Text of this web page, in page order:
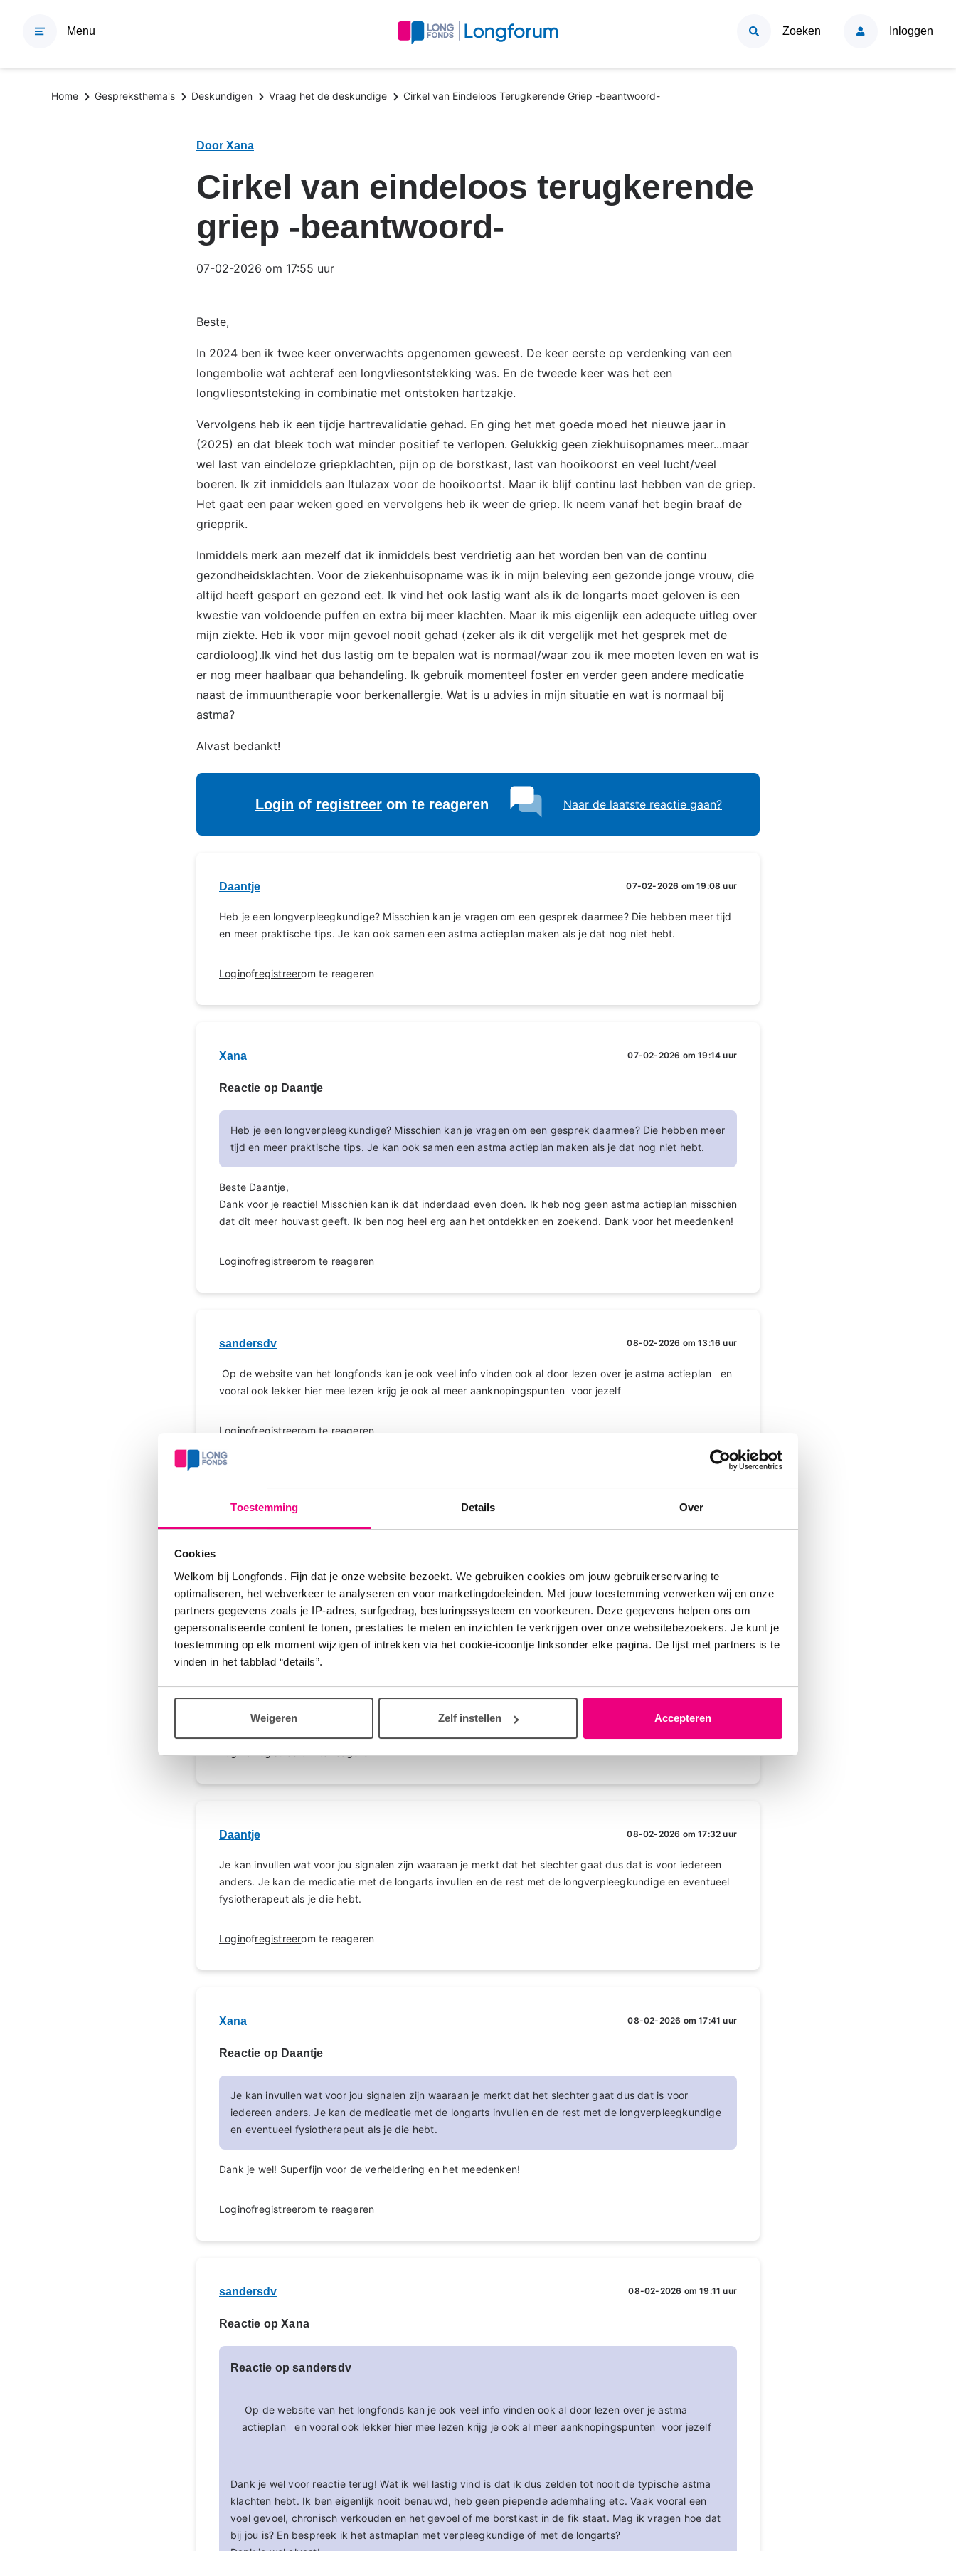
Toestemming Details Over
Cookies
Welkom bij Longfonds. Fijn dat je onze website bezoekt. We gebruiken cookies om jouw gebruikerservaring te
optimaliseren, het webverkeer te analyseren en voor marketingdoeleinden. Met jouw toestemming verwerken wij en onze
partners gegevens zoals je IP-adres, surfgedrag, besturingssysteem en voorkeuren. Deze gegevens helpen ons om
gepersonaliseerde content te tonen, prestaties te meten en inzichten te verkrijgen over onze websitebezoekers. Je kunt je
toestemming op elk moment wijzigen of intrekken via het cookie-icoontje linksonder elke pagina. De lijst met partners is te
vinden in het tabblad “details”.
Weigeren Zelf instellen Accepteren
Menu Zoeken Inloggen
Kruimelpad
Home Gespreksthema's Deskundigen Vraag het de deskundige Cirkel van Eindeloos Terugkerende Griep -beantwoord-
Door Xana
Cirkel van eindeloos terugkerende
griep -beantwoord-
07-02-2026 om 17:55 uur
Beste,
In 2024 ben ik twee keer onverwachts opgenomen geweest. De keer eerste op verdenking van een
longembolie wat achteraf een longvliesontstekking was. En de tweede keer was het een
longvliesontsteking in combinatie met ontstoken hartzakje.
Vervolgens heb ik een tijdje hartrevalidatie gehad. En ging het met goede moed het nieuwe jaar in
(2025) en dat bleek toch wat minder positief te verlopen. Gelukkig geen ziekhuisopnames meer...maar
wel last van eindeloze griepklachten, pijn op de borstkast, last van hooikoorst en veel lucht/veel
boeren. Ik zit inmiddels aan Itulazax voor de hooikoortst. Maar ik blijf continu last hebben van de griep.
Het gaat een paar weken goed en vervolgens heb ik weer de griep. Ik neem vanaf het begin braaf de
griepprik.
Inmiddels merk aan mezelf dat ik inmiddels best verdrietig aan het worden ben van de continu
gezondheidsklachten. Voor de ziekenhuisopname was ik in mijn beleving een gezonde jonge vrouw, die
altijd heeft gesport en gezond eet. Ik vind het ook lastig want als ik de longarts moet geloven is een
kwestie van voldoende puffen en extra bij meer klachten. Maar ik mis eigenlijk een adequete uitleg over
mijn ziekte. Heb ik voor mijn gevoel nooit gehad (zeker als ik dit vergelijk met het gesprek met de
cardioloog).Ik vind het dus lastig om te bepalen wat is normaal/waar zou ik mee moeten leven en wat is
er nog meer haalbaar qua behandeling. Ik gebruik momenteel foster en verder geen andere medicatie
naast de immuuntherapie voor berkenallergie. Wat is u advies in mijn situatie en wat is normaal bij
astma?
Alvast bedankt!
Login of registreer om te reageren Naar de laatste reactie gaan?
Daantje 07-02-2026 om 19:08 uur
Heb je een longverpleegkundige? Misschien kan je vragen om een gesprek daarmee? Die hebben meer tijd
en meer praktische tips. Je kan ook samen een astma actieplan maken als je dat nog niet hebt.
Loginofregistreerom te reageren
Xana 07-02-2026 om 19:14 uur
Reactie op Daantje
Heb je een longverpleegkundige? Misschien kan je vragen om een gesprek daarmee? Die hebben meer
tijd en meer praktische tips. Je kan ook samen een astma actieplan maken als je dat nog niet hebt.
Beste Daantje,
Dank voor je reactie! Misschien kan ik dat inderdaad even doen. Ik heb nog geen astma actieplan misschien
dat dit meer houvast geeft. Ik ben nog heel erg aan het ontdekken en zoekend. Dank voor het meedenken!
Loginofregistreerom te reageren
sandersdv 08-02-2026 om 13:16 uur
Op de website van het longfonds kan je ook veel info vinden ook al door lezen over je astma actieplan en
vooral ook lekker hier mee lezen krijg je ook al meer aanknopingspunten voor jezelf
Loginofregistreerom te reageren
Xana 08-02-2026 om 13:54 uur
Op de website van het longfonds kan je ook veel info vinden ook al door lezen over je astma actieplan
en vooral ook lekker hier mee lezen krijg je ook al meer aanknopingspunten voor jezelf
Dank je wel voor reactie terug! Wat ik wel lastig vind is dat ik dus zelden tot nooit de typische astma
klachten hebt. Ik ben eigenlijk nooit benauwd, heb geen piepende ademhaling etc. Vaak vooral een voel
En bespreek ik het astmaplan met verpleegkundige of met de longarts?
Dank je wel alvast!
Daantje 08-02-2026 om 17:32 uur
Je kan invullen wat voor jou signalen zijn waaraan je merkt dat het slechter gaat dus dat is voor iedereen
anders. Je kan de medicatie met de longarts invullen en de rest met de longverpleegkundige en eventueel
fysiotherapeut als je die hebt.
Loginofregistreerom te reageren
Xana 08-02-2026 om 17:41 uur
Reactie op Daantje
Je kan invullen wat voor jou signalen zijn waaraan je merkt dat het slechter gaat dus dat is voor
iedereen anders. Je kan de medicatie met de longarts invullen en de rest met de longverpleegkundige
en eventueel fysiotherapeut als je die hebt.
Dank je wel! Superfijn voor de verheldering en het meedenken!
Loginofregistreerom te reageren
sandersdv 08-02-2026 om 19:11 uur
Reactie op Xana
Reactie op sandersdv
Op de website van het longfonds kan je ook veel info vinden ook al door lezen over je astma
actieplan en vooral ook lekker hier mee lezen krijg je ook al meer aanknopingspunten voor jezelf
Dank je wel voor reactie terug! Wat ik wel lastig vind is dat ik dus zelden tot nooit de typische astma
klachten hebt. Ik ben eigenlijk nooit benauwd, heb geen piepende ademhaling etc. Vaak vooral een
voel gevoel, chronisch verkouden en het gevoel of me borstkast in de fik staat. Mag ik vragen hoe dat
bij jou is? En bespreek ik het astmaplan met verpleegkundige of met de longarts?